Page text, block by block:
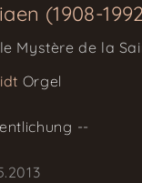
(1908-
Mystère de la
Orgel
--